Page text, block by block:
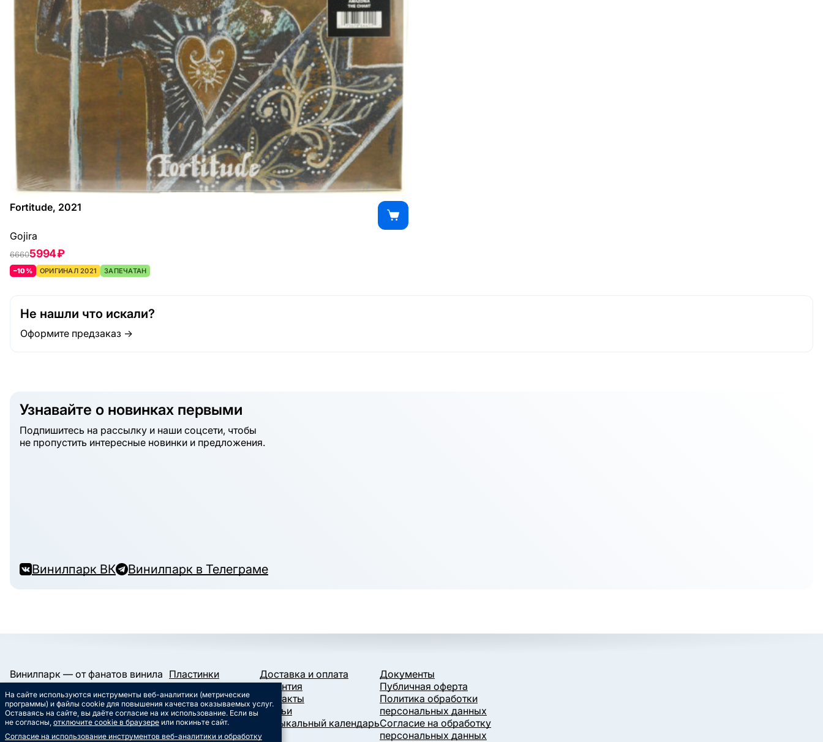
Fortitude, 2021
Gojira
66605994 ₽
–10% ОРИГИНАЛ 2021 ЗАПЕЧАТАН
Не нашли что искали?
Оформите предзаказ →
Узнавайте о новинках первыми
Подпишитесь на рассылку и наши соцсети, чтобы
не пропустить интересные новинки и предложения.
Винилпарк ВК Винилпарк в Телеграме
Винилпарк — от фанатов винила
и для фанатов винила.
Работаем с 2019 года.
info@vinylpark.ru
Пластинки
Конверты и пакеты
Слипматы
Сертификаты
Сувениры
Доставка и оплата
Гарантия
Контакты
Статьи
Музыкальный календарь
Документы
Публичная оферта
Политика обработки
персональных данных
Согласие на обработку
персональных данных
На сайте используются инструменты веб-аналитики (метрические
программы) и файлы cookie для повышения качества оказываемых услуг.
Оставаясь на сайте, вы даёте согласие на их использование. Если вы
не согласны, отключите cookie в браузере или покиньте сайт.
Согласие на использование инструментов веб-аналитики и обработку